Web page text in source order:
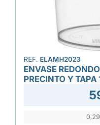
REF. ELAMH2023
ENVASE
PRECINTO Y TAPA